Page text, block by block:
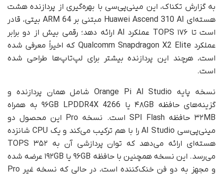
به گزارش تکناک، این مینی‌پی‌سی با بهره‌گیری از پردازنده هشت
هسته‌ای Huawei Ascend 310 AI مبتنی بر ARM 64 بیتی، قادر
است تا ۱۷۶ TOPS عملکرد AI ارائه دهد؛ رقمی بیش از دو برابر
عملکرد Qualcomm Snapdragon X2 Elite که اخیراً معرفی شده
است، هرچند این پردازنده بیشتر برای لپ‌تاپ‌ها طراحی شده
است.
نسخه پایه Orange Pi AI Studio شامل همان پردازنده و
گزینه‌های حافظه ۴۸GB یا ۹۶GB LPDDR4X 4266 به همراه
۳۲MB حافظه SPI Flash است. نسخه Pro این محصول دو
مینی‌پی‌سی AI Studio را با هم ترکیب می‌کند و یک CPU شانزده
هسته‌ای ارائه می‌دهد که توان پردازشی آن به ۳۵۲ TOPS
می‌رسد. این نسخه همچنین با حافظه ۹۶GB یا ۱۹۲GB عرضه شده
و مجهز به دو فن خنک‌کننده است، در حالی که نسخه غیر Pro